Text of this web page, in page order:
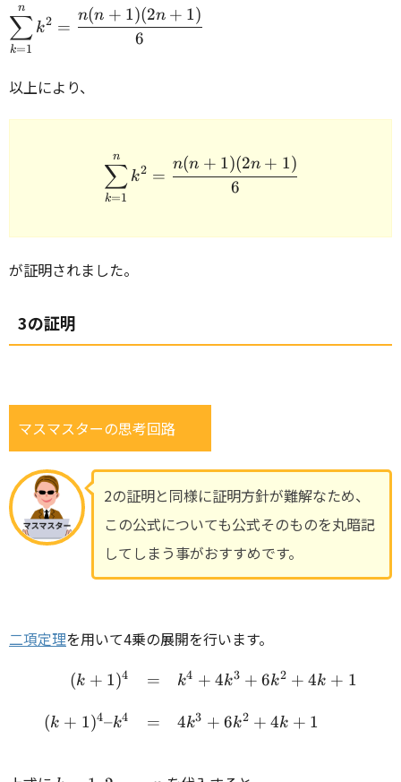
\displaystyle\sum_{k=1}^n
k^2 = \cfrac{n(n+1)
(2n+1)}{6} \\
k=1
∑
n
k2 =
6
n(n + 1)(2n + 1)
以上により、
\begin{array}{rcl}
k=1
∑
n
k2 =
6
n(n + 1)(2n + 1)
が証明されました。
3の証明
マスマスターの思考回路
2の証明と同様に証明方針が難解なため、
この公式についても公式そのものを丸暗記
してしまう事がおすすめです。
二項定理を用いて4乗の展開を行います。
\begin{array}{rcl}
(k + 1)4
(k + 1)4–k4
=
=
k4 + 4k3 + 6k2 + 4k + 1
4k3 + 6k2 + 4k + 1